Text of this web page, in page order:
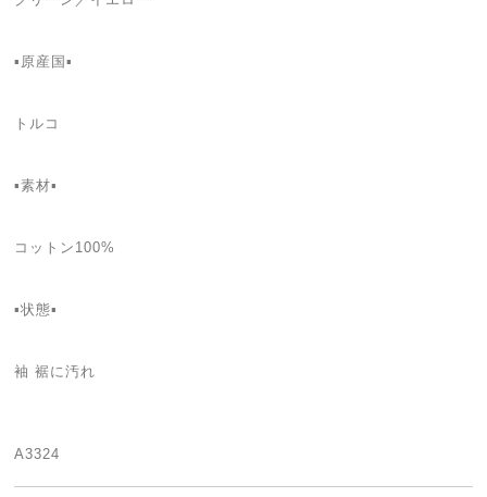
▪️原産国▪️
トルコ
▪️素材▪️
コットン100%
▪️状態▪️
袖 裾に汚れ
A3324